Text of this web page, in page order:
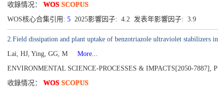
收錄情况： WOS SCOPUS
WOS核心合集引用: 5 2025影響因子: 4.2 发表年影響因子: 3.9
2.Field dissipation and plant uptake of benzotriazole ultraviolet stabilizers
Lai, HJ, Ying, GG, M
More...
ENVIRONMENTAL SCIENCE-PROCESSES & IMPACTS[2050-7887],
收錄情况： WOS SCOPUS